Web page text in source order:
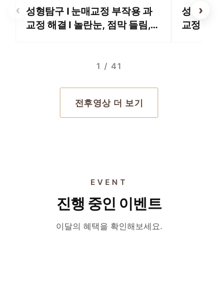
‹ ›
성형탐구 I 눈매교정 부작용 과
교정 해결 l 놀란눈, 점막 들림,
성형탐
교정 꼭
1 / 41
전후영상 더 보기
EVENT
진행 중인 이벤트
이달의 혜택을 확인해보세요.
세르프 600샷
160만원
EVENT 02
190만원
EVENT 03
리쥬란 · 리투오
EVENT 04
리투오